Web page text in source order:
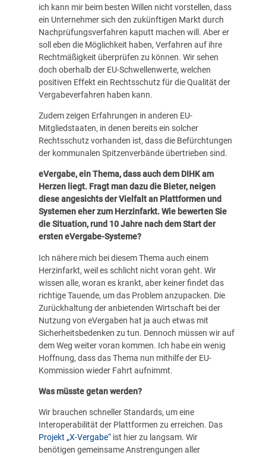
ich kann mir beim besten Willen nicht vorstellen, dass
ein Unternehmer sich den zukünftigen Markt durch
Nachprüfungsverfahren kaputt machen will. Aber er
soll eben die Möglichkeit haben, Verfahren auf ihre
Rechtmäßigkeit überprüfen zu können. Wir sehen
doch oberhalb der EU-Schwellenwerte, welchen
positiven Effekt ein Rechtsschutz für die Qualität der
Vergabeverfahren haben kann.
Zudem zeigen Erfahrungen in anderen EU-
Mitgliedstaaten, in denen bereits ein solcher
Rechtsschutz vorhanden ist, dass die Befürchtungen
der kommunalen Spitzenverbände übertrieben sind.
eVergabe, ein Thema, dass auch dem DIHK am
Herzen liegt. Fragt man dazu die Bieter, neigen
diese angesichts der Vielfalt an Plattformen und
Systemen eher zum Herzinfarkt. Wie bewerten Sie
die Situation, rund 10 Jahre nach dem Start der
ersten eVergabe-Systeme?
Ich nähere mich bei diesem Thema auch einem
Herzinfarkt, weil es schlicht nicht voran geht. Wir
wissen alle, woran es krankt, aber keiner findet das
richtige Tauende, um das Problem anzupacken. Die
Zurückhaltung der anbietenden Wirtschaft bei der
Nutzung von eVergaben hat ja auch etwas mit
Sicherheitsbedenken zu tun. Dennoch müssen wir auf
dem Weg weiter voran kommen. Ich habe ein wenig
Hoffnung, dass das Thema nun mithilfe der EU-
Kommission wieder Fahrt aufnimmt.
Was müsste getan werden?
Wir brauchen schneller Standards, um eine
Interoperabilität der Plattformen zu erreichen. Das
Projekt „X-Vergabe“ist hier zu langsam. Wir
benötigen gemeinsame Anstrengungen aller